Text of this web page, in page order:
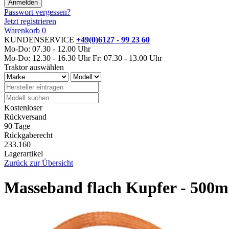
Passwort vergessen?
Jetzt registrieren
Warenkorb 0
KUNDENSERVICE +49(0)6127 - 99 23 60
Mo-Do: 07.30 - 12.00 Uhr
Mo-Do: 12.30 - 16.30 Uhr Fr: 07.30 - 13.00 Uhr
Traktor auswählen
Kostenloser
Rückversand
90 Tage
Rückgaberecht
233.160
Lagerartikel
Zurück zur Übersicht
Masseband flach Kupfer -